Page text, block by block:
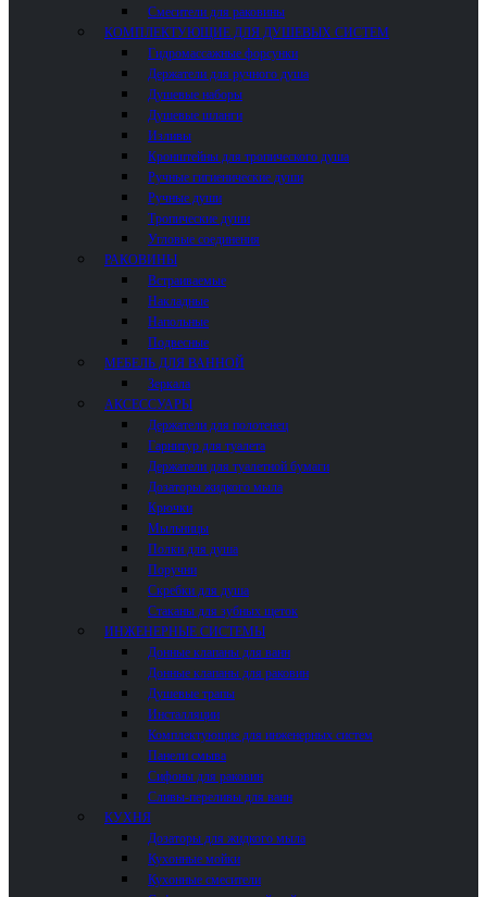
Смесители для раковины
КОМПЛЕКТУЮЩИЕ ДЛЯ ДУШЕВЫХ СИСТЕМ
Гидромассажные форсунки
Держатели для ручного душа
Душевые наборы
Душевые шланги
Изливы
Кронштейны для тропического душа
Ручные гигиенические души
Ручные души
Тропические души
Угловые соединения
РАКОВИНЫ
Встраиваемые
Накладные
Напольные
Подвесные
МЕБЕЛЬ ДЛЯ ВАННОЙ
Зеркала
АКСЕССУАРЫ
Держатели для полотенец
Гарнитур для туалета
Держатели для туалетной бумаги
Дозаторы жидкого мыла
Крючки
Мыльницы
Полки для душа
Поручни
Скребки для душа
Стаканы для зубных щеток
ИНЖЕНЕРНЫЕ СИСТЕМЫ
Донные клапаны для ванн
Донные клапаны для раковин
Душевые трапы
Инсталляции
Комплектующие для инженерных систем
Панели смыва
Сифоны для раковин
Сливы-переливы для ванн
КУХНЯ
Дозаторы для жидкого мыла
Кухонные мойки
Кухонные смесители